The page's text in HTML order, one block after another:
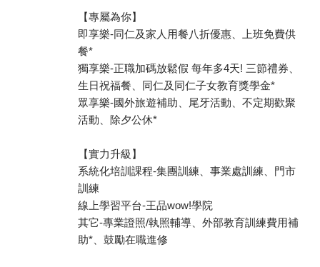
【專屬為你】
即享樂-同仁及家人用餐八折優惠、上班免費供
餐*
獨享樂-正職加碼放鬆假 每年多4天! 三節禮券、
生日祝福餐、同仁及同仁子女教育獎學金*
眾享樂-國外旅遊補助、尾牙活動、不定期歡聚
活動、除夕公休*
【實力升級】
系統化培訓課程-集團訓練、事業處訓練、門市
訓練
線上學習平台-王品wow!學院
其它-專業證照/執照輔導、外部教育訓練費用補
助*、鼓勵在職進修